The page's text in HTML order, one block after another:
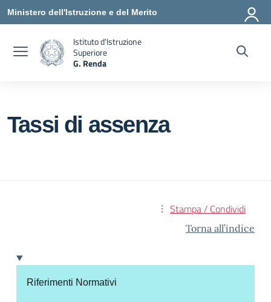
Vai ai contenuti
Vai al menu di navigazione
Vai al footer
Ministero dell'Istruzione e del Merito
Istituto d'Istruzione
Superiore
G. Renda
Tassi di assenza
Stampa / Condividi
Torna all’indice
Riferimenti Normativi